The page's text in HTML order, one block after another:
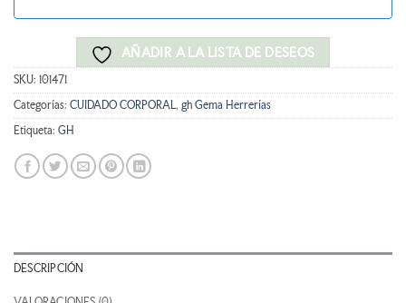
AÑADIR A LA LISTA DE DESEOS
SKU: 101471
Categorías: CUIDADO CORPORAL, gh Gema Herrerías
Etiqueta: GH
DESCRIPCIÓN